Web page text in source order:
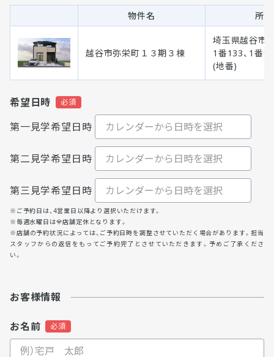
物件名 所
越谷市弥栄町１３期３棟
埼玉県越谷市
1番133、1番
(地番)
希望日時
第一見学希望日時
第二見学希望日時
第三見学希望日時
※ご予約日は、4営業日以降より選択いただけます。
※毎週水曜日は全店舗定休となります。
※店舗の予約状況によっては、ご予約日時を調整させていただく場合があります。担当
スタッフからの返信をもってご予約完了とさせていただきます。予めご了承くださ
い。
お客様情報
お名前